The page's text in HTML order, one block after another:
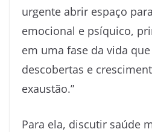
urgente abrir espaço
emocional e psíquico,
em uma fase da vida
descobertas e
exaustão.”
Para ela, discutir saúde